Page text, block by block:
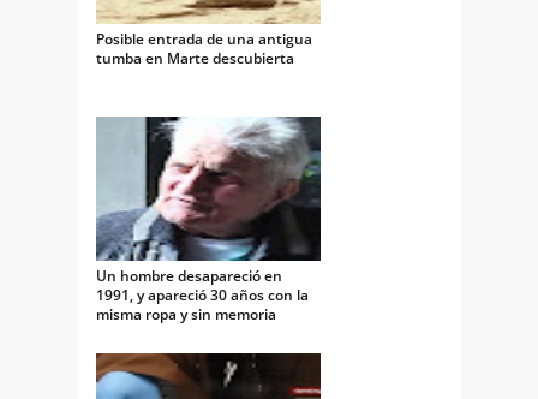
Posible entrada de una antigua
tumba en Marte descubierta
Un hombre desapareció en
1991, y apareció 30 años con la
misma ropa y sin memoria